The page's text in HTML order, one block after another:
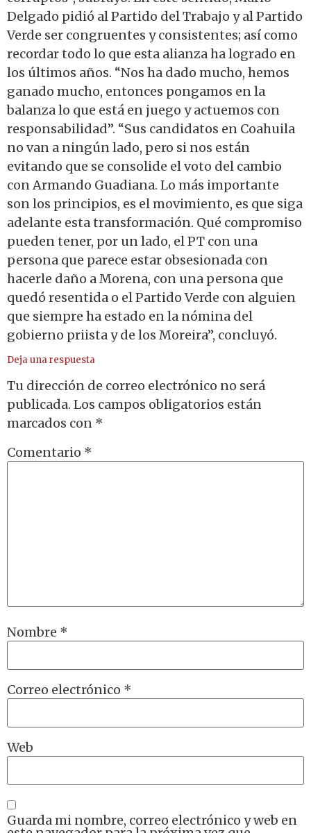
Delgado pidió al Partido del Trabajo y al Partido
Verde ser congruentes y consistentes; así como
recordar todo lo que esta alianza ha logrado en
los últimos años. “Nos ha dado mucho, hemos
ganado mucho, entonces pongamos en la
balanza lo que está en juego y actuemos con
responsabilidad”. “Sus candidatos en Coahuila
no van a ningún lado, pero si nos están
evitando que se consolide el voto del cambio
con Armando Guadiana. Lo más importante
son los principios, es el movimiento, es que siga
adelante esta transformación. Qué compromiso
pueden tener, por un lado, el PT con una
persona que parece estar obsesionada con
hacerle daño a Morena, con una persona que
quedó resentida o el Partido Verde con alguien
que siempre ha estado en la nómina del
gobierno priista y de los Moreira”, concluyó.
Deja una respuesta
Tu dirección de correo electrónico no será
publicada. Los campos obligatorios están
marcados con *
Comentario *
Nombre *
Correo electrónico *
Web
Guarda mi nombre, correo electrónico y web en